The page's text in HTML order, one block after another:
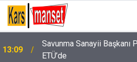
13:09
Savunma Sanayii Başkanı
ETÜ’de
13:06
Canik’te camiye giden
kavuşuyor